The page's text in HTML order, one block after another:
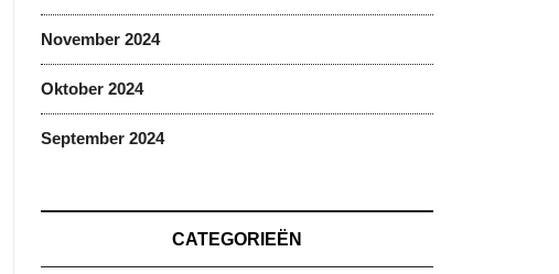
November 2024
Oktober 2024
September 2024
CATEGORIEËN